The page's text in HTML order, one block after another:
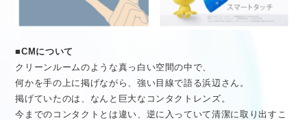
■CMについて
クリーンルームのような真っ白い空間の中で、
何かを手の上に掲げながら、強い目線で語る浜辺さん。
掲げていたのは、なんと巨大なコンタクトレンズ。
今までのコンタクトとは違い、逆に入っていて清潔に取り出すこ